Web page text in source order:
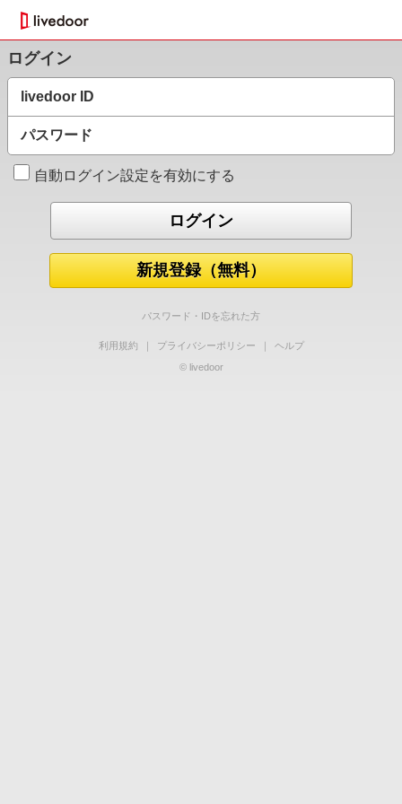
ログイン
livedoor ID
パスワード
自動ログイン設定を有効にする
新規登録（無料）
パスワード・IDを忘れた方
利用規約 ｜ プライバシーポリシー ｜
ヘルプ
© livedoor